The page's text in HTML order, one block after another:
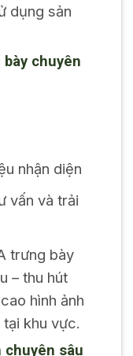
dụng sản
chuyên
nhận diện
vấn và trải
trưng bày
– thu hút
hình ảnh
khu vực.
chuyên sâu